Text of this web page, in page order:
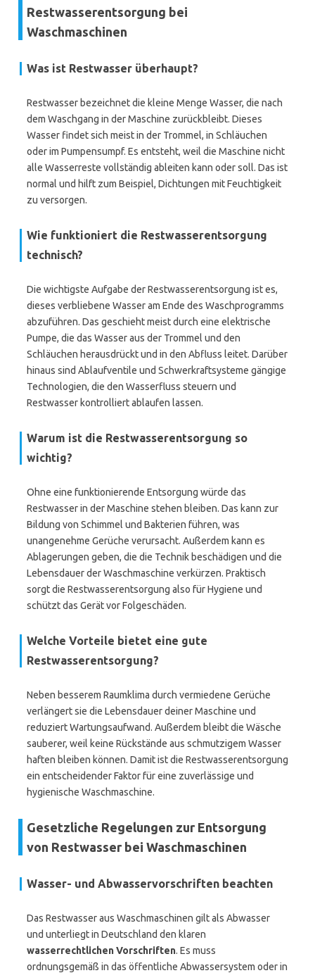
Restwasserentsorgung bei
Waschmaschinen
Was ist Restwasser überhaupt?
Restwasser bezeichnet die kleine Menge Wasser, die nach
dem Waschgang in der Maschine zurückbleibt. Dieses
Wasser findet sich meist in der Trommel, in Schläuchen
oder im Pumpensumpf. Es entsteht, weil die Maschine nicht
alle Wasserreste vollständig ableiten kann oder soll. Das ist
normal und hilft zum Beispiel, Dichtungen mit Feuchtigkeit
zu versorgen.
Wie funktioniert die Restwasserentsorgung
technisch?
Die wichtigste Aufgabe der Restwasserentsorgung ist es,
dieses verbliebene Wasser am Ende des Waschprogramms
abzuführen. Das geschieht meist durch eine elektrische
Pumpe, die das Wasser aus der Trommel und den
Schläuchen herausdrückt und in den Abfluss leitet. Darüber
hinaus sind Ablaufventile und Schwerkraftsysteme gängige
Technologien, die den Wasserfluss steuern und
Restwasser kontrolliert ablaufen lassen.
Warum ist die Restwasserentsorgung so
wichtig?
Ohne eine funktionierende Entsorgung würde das
Restwasser in der Maschine stehen bleiben. Das kann zur
Bildung von Schimmel und Bakterien führen, was
unangenehme Gerüche verursacht. Außerdem kann es
Ablagerungen geben, die die Technik beschädigen und die
Lebensdauer der Waschmaschine verkürzen. Praktisch
sorgt die Restwasserentsorgung also für Hygiene und
schützt das Gerät vor Folgeschäden.
Welche Vorteile bietet eine gute
Restwasserentsorgung?
Neben besserem Raumklima durch vermiedene Gerüche
verlängert sie die Lebensdauer deiner Maschine und
reduziert Wartungsaufwand. Außerdem bleibt die Wäsche
sauberer, weil keine Rückstände aus schmutzigem Wasser
haften bleiben können. Damit ist die Restwasserentsorgung
ein entscheidender Faktor für eine zuverlässige und
hygienische Waschmaschine.
Gesetzliche Regelungen zur Entsorgung
von Restwasser bei Waschmaschinen
Wasser- und Abwasservorschriften beachten
Das Restwasser aus Waschmaschinen gilt als Abwasser
und unterliegt in Deutschland den klaren
wasserrechtlichen Vorschriften. Es muss
ordnungsgemäß in das öffentliche Abwassersystem oder in